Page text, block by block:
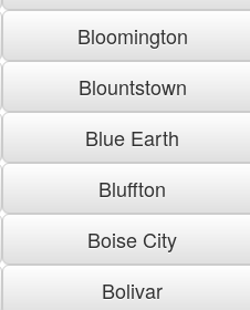
Bloomington
Blountstown
Blue Earth
Bluffton
Boise City
Bolivar